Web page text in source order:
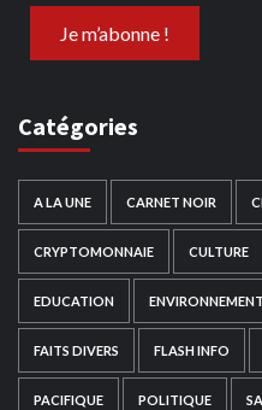
Catégories
A LA UNE CARNET NOIR
CRYPTOMONNAIE CULTURE
EDUCATION ENVIRONNEMENT
FAITS DIVERS FLASH INFO
PACIFIQUE POLITIQUE